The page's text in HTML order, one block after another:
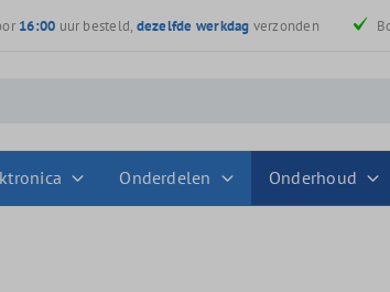
16:00 uur besteld, dezelfde werkdag verzonden
Onderdelen Onderhoud